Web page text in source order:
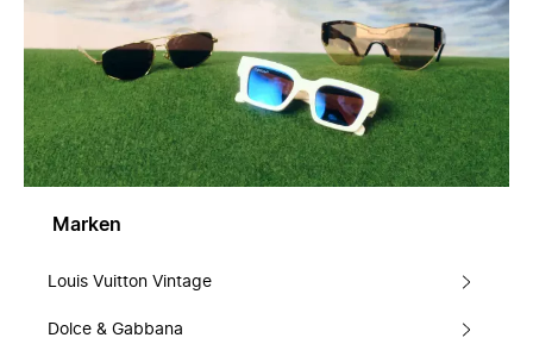
Marken
Louis Vuitton Vintage
Dolce & Gabbana